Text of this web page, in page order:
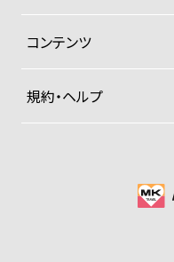
札幌観光タクシーツアー
東京観光タクシーツアー
コンテンツ
ドライバー紹介
四季折々の京都紀行
規約・ヘルプ
募集型企画旅行約款